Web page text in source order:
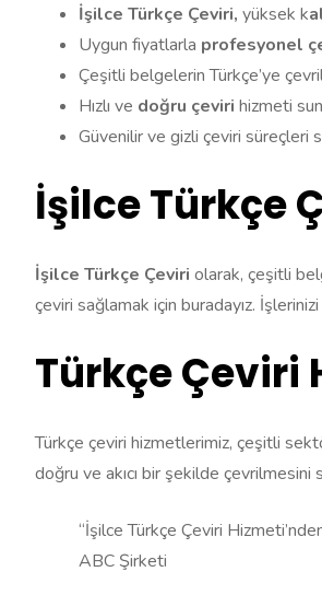
İşilce Türkçe Çeviri, yüksek k
Uygun fiyatlarla profesyonel
Çeşitli belgelerin Türkçe’ye
Hızlı ve doğru çeviri hizmeti
Güvenilir ve gizli çeviri süreçleri
İşilce Türkçe
İşilce Türkçe Çeviri olarak, çeşitli
çeviri sağlamak için buradayız.
Türkçe Çeviri
Türkçe çeviri hizmetlerimiz, çeşitli
doğru ve akıcı bir şekilde çevrilmesini
“İşilce Türkçe Çeviri Hizmeti’nden
ABC Şirketi